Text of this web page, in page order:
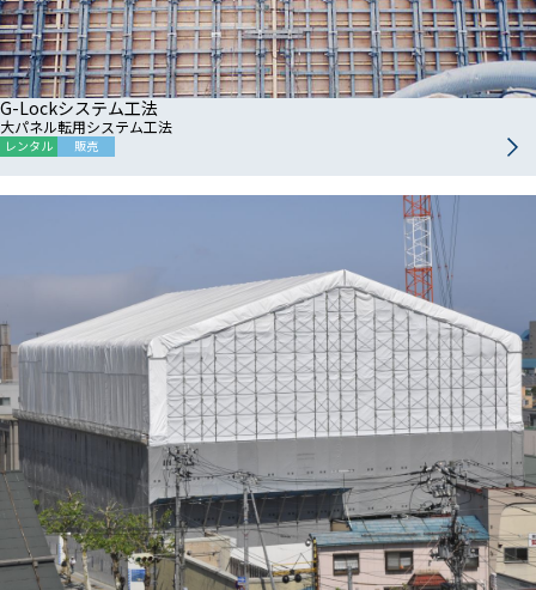
G-Lockシステム工法
大パネル転用システム工法
レンタル 販売